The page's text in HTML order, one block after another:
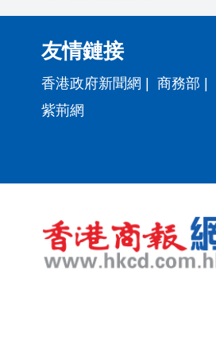
友情鏈接
香港政府新聞網 商務部
紫荊網